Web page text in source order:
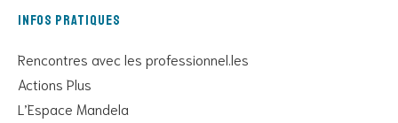
Infos pratiques
Rencontres avec les professionnel.les
Actions Plus
L’Espace Mandela